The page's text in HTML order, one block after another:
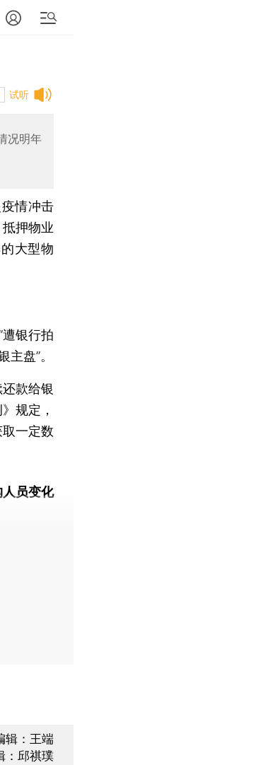
试听
况明年
情冲击
押物业
大型物
银行拍
盘”。
款给银
规定，
一定数
人员变化
辑：王端
：邱祺璞